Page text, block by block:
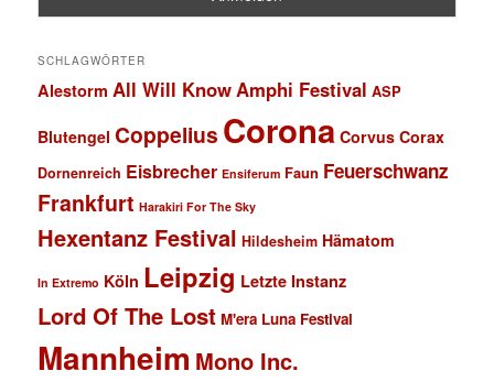
SCHLAGWÖRTER
Alestorm All Will KnowAmphi Festival ASP
Blutengel Coppelius Corona Corvus Corax
Dornenreich Eisbrecher Ensiferum Faun Feuerschwanz
Frankfurt Harakiri For The Sky
Hexentanz Festival Hildesheim Hämatom
In Extremo Köln Leipzig Letzte Instanz
Lord Of The Lost M'era Luna Festival
Mannheim Mono Inc.